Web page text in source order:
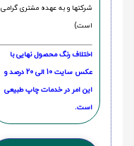
شرکتها و به عهده مشتری گرامی
است)
اختلاف رنگ محصول نهایی با
عکس سایت 10 الی 20 درصد و
این امر در خدمات چاپ طبیعی
است.